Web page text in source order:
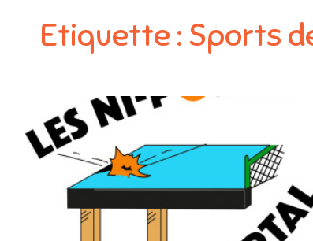
Etiquette : Sports